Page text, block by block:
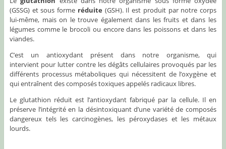
(GSSG) et sous forme réduite (GSH). Il est produit par notre corps
lui-même, mais on le trouve également dans les fruits et dans les
légumes comme le brocoli ou encore dans les poissons et dans les
viandes.
C’est un antioxydant présent dans notre organisme, qui
intervient pour lutter contre les dégâts cellulaires provoqués par les
différents processus métaboliques qui nécessitent de l’oxygène et
qui entraînent des composés toxiques appelés radicaux libres.
Le glutathion réduit est l’antioxydant fabriqué par la cellule. Il en
préserve l’intégrité en la désintoxiquant d’une variété de composés
dangereux tels les carcinogènes, les péroxydases et les métaux
lourds.